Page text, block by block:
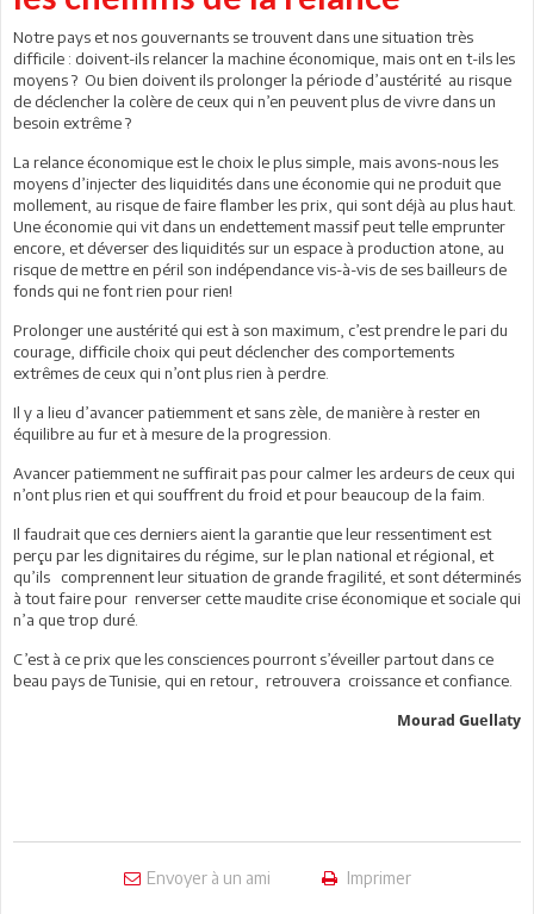
Notre pays et nos gouvernants se trouvent dans une situation très
difficile : doivent-ils relancer la machine économique, mais ont en t-ils les
moyens ? Ou bien doivent ils prolonger la période d’austérité au risque
de déclencher la colère de ceux qui n’en peuvent plus de vivre dans un
besoin extrême ?
La relance économique est le choix le plus simple, mais avons-nous les
moyens d’injecter des liquidités dans une économie qui ne produit que
mollement, au risque de faire flamber les prix, qui sont déjà au plus haut.
Une économie qui vit dans un endettement massif peut telle emprunter
encore, et déverser des liquidités sur un espace à production atone, au
risque de mettre en péril son indépendance vis-à-vis de ses bailleurs de
fonds qui ne font rien pour rien!
Prolonger une austérité qui est à son maximum, c’est prendre le pari du
courage, difficile choix qui peut déclencher des comportements
extrêmes de ceux qui n’ont plus rien à perdre.
Il y a lieu d’avancer patiemment et sans zèle, de manière à rester en
équilibre au fur et à mesure de la progression.
Avancer patiemment ne suffirait pas pour calmer les ardeurs de ceux qui
n’ont plus rien et qui souffrent du froid et pour beaucoup de la faim.
Il faudrait que ces derniers aient la garantie que leur ressentiment est
perçu par les dignitaires du régime, sur le plan national et régional, et
qu’ils comprennent leur situation de grande fragilité, et sont déterminés
à tout faire pour renverser cette maudite crise économique et sociale qui
n’a que trop duré.
C’est à ce prix que les consciences pourront s’éveiller partout dans ce
beau pays de Tunisie, qui en retour, retrouvera croissance et confiance.
Mourad Guellaty
Envoyer à un ami Imprimer